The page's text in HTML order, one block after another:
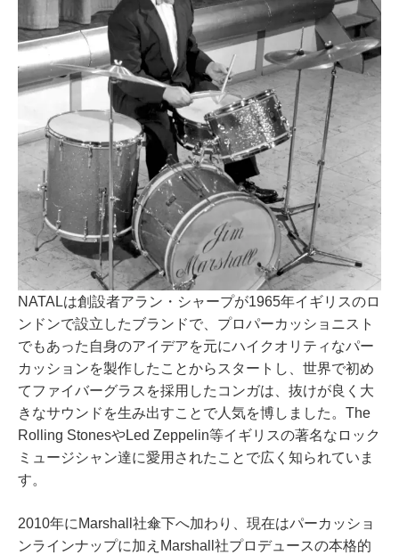
NATALは創設者アラン・シャープが1965年イギリスのロ
ンドンで設立したブランドで、プロパーカッショニスト
でもあった自身のアイデアを元にハイクオリティなパー
カッションを製作したことからスタートし、世界で初め
てファイバーグラスを採用したコンガは、抜けが良く大
きなサウンドを生み出すことで人気を博しました。The
Rolling StonesやLed Zeppelin等イギリスの著名なロック
ミュージシャン達に愛用されたことで広く知られていま
す。
2010年にMarshall社傘下へ加わり、現在はパーカッショ
ンラインナップに加えMarshall社プロデュースの本格的